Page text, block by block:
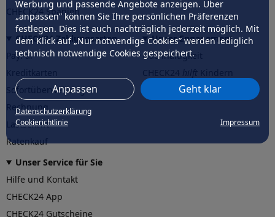
Werbung und passende Angebote anzeigen. Über
„anpassen” können Sie Ihre persönlichen Präferenzen
festlegen. Dies ist auch nachträglich jederzeit möglich. Mit
dem Klick auf „Nur notwendige Cookies” werden lediglich
technisch notwendige Cookies gespeichert.
Anpassen Geht klar
Datenschutzerklärung
Cookierichtlinie
Impressum
CHECK24 Spanien
CHECK24 Zahlungsarten
PayPal
Sofortüberweisung
Rechnung
Lastschrift
Ratenkauf
Unser Engagement
Nachhaltigkeit
CHECK24hilftder Natur
Unser Service für Sie
Hilfe und Kontakt
CHECK24 App
CHECK24 Gutscheine